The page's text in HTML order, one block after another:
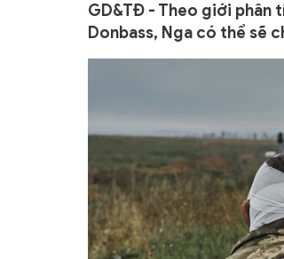
GD&TĐ - Theo giới phân
Donbass, Nga có thể sẽ